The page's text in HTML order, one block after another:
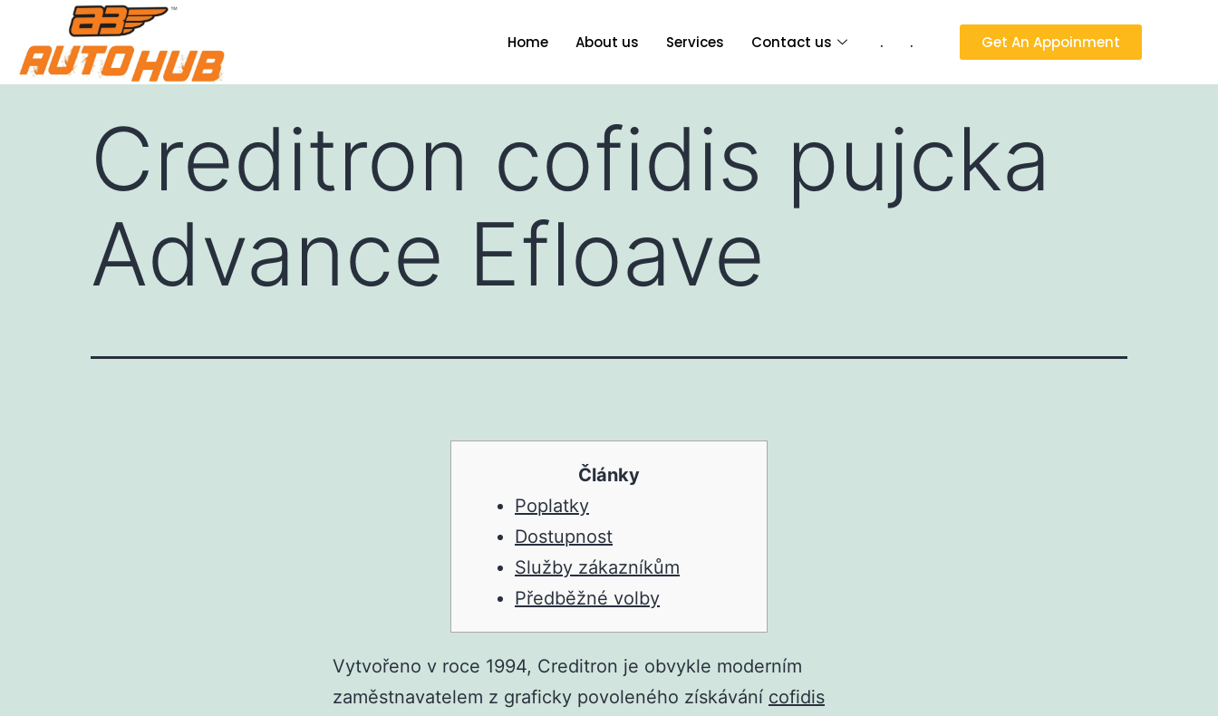
Home About us Services Contact us . . Get An Appoinment
Creditron cofidis pujcka
Advance Efloave
Články
Poplatky
Dostupnost
Služby zákazníkům
Předběžné volby
Vytvořeno v roce 1994, Creditron je obvykle moderním
zaměstnavatelem z graficky povoleného získávání cofidis